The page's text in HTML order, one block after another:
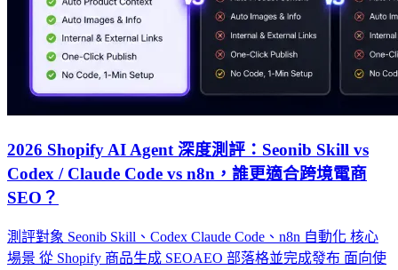
2026 Shopify AI Agent 深度測評：Seonib Skill vs
Codex / Claude Code vs n8n，誰更適合跨境電商
SEO？
測評對象 Seonib Skill、Codex Claude Code、n8n 自動化 核心
場景 從 Shopify 商品生成 SEOAEO 部落格並完成發布 面向使